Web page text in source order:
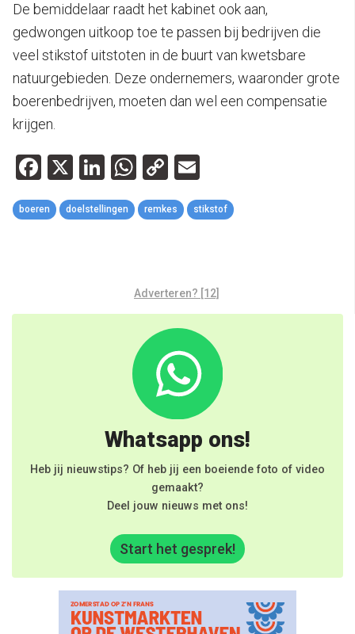
De bemiddelaar raadt het kabinet ook aan,
gedwongen uitkoop toe te passen bij bedrijven die
veel stikstof uitstoten in de buurt van kwetsbare
natuurgebieden. Deze ondernemers, waaronder grote
boerenbedrijven, moeten dan wel een compensatie
krijgen.
Facebook
X LinkedIn
WhatsApp
Copy
Link
boeren doelstellingen remkes stikstof
Adverteren? [12]
Whatsapp ons!
Heb jij nieuwstips? Of heb jij een boeiende foto of video
gemaakt?
Deel jouw nieuws met ons!
Start het gesprek!